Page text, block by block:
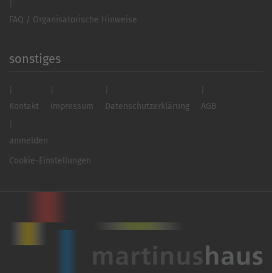
FAQ / Organisatorische Hinweise
sonstiges
Kontakt Impressum Datenschutzerklärung AGB
anmelden
Cookie-Einstellungen